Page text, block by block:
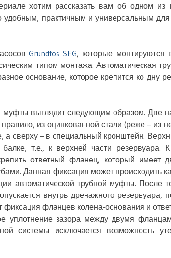
хотим рассказать вам об одном из
удобным, практичным и универсальным
Grundfos SEG, которые монтируются
типом монтажа. Автоматическая
основание, которое крепится ко дну
муфты выглядит следующим образом. Две
из оцинкованной стали (реже – из
а сверху – в специальный кронштейн.
т.е., к верхней части резервуара.
ответный фланец, который имеет
Данная фиксация может происходить
автоматической трубной муфты. После
внутрь дренажного резервуара,
фиксация фланцев колена-основания и
уплотнение зазора между двумя
системы исключается возможность